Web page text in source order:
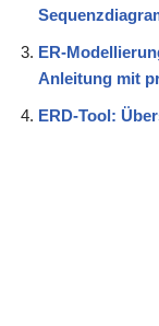
ER-
Anleitung mit
ERD-Tool: